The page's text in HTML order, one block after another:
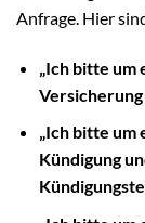
Anfrage. Hier
„Ich bitte um
Versicherung
„Ich bitte um
Kündigung